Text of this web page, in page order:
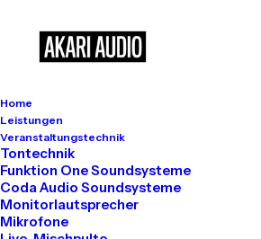
Home
Leistungen
Veranstaltungstechnik
Tontechnik
Funktion One Soundsysteme
Coda Audio Soundsysteme
Monitorlautsprecher
Mikrofone
Shop Ajax